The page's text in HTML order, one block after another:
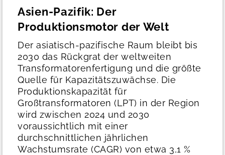
Asien-Pazifik: Der
Produktionsmotor der Welt
Der asiatisch-pazifische Raum bleibt bis
2030 das Rückgrat der weltweiten
Transformatorenfertigung und die größte
Quelle für Kapazitätszuwächse. Die
Produktionskapazität für
Großtransformatoren (LPT) in der Region
wird zwischen 2024 und 2030
voraussichtlich mit einer
durchschnittlichen jährlichen
Wachstumsrate (CAGR) von etwa 3,1 %